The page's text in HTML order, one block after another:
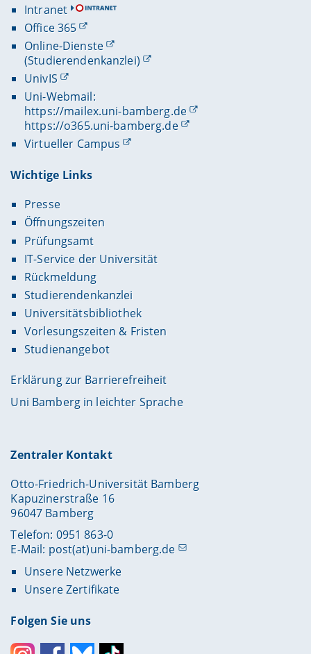
Intranet
Office 365
Online-Dienste
(Studierendenkanzlei)
UnivIS
Uni-Webmail:
https://mailex.uni-bamberg.de
https://o365.uni-bamberg.de
Virtueller Campus
Wichtige Links
Presse
Öffnungszeiten
Prüfungsamt
IT-Service der Universität
Rückmeldung
Studierendenkanzlei
Universitätsbibliothek
Vorlesungszeiten & Fristen
Studienangebot
Erklärung zur Barrierefreiheit
Uni Bamberg in leichter Sprache
Zentraler Kontakt
Otto-Friedrich-Universität Bamberg
Kapuzinerstraße 16
96047 Bamberg
Telefon: 0951 863-0
E-Mail: post(at)uni-bamberg.de
Unsere Netzwerke
Unsere Zertifikate
Folgen Sie uns